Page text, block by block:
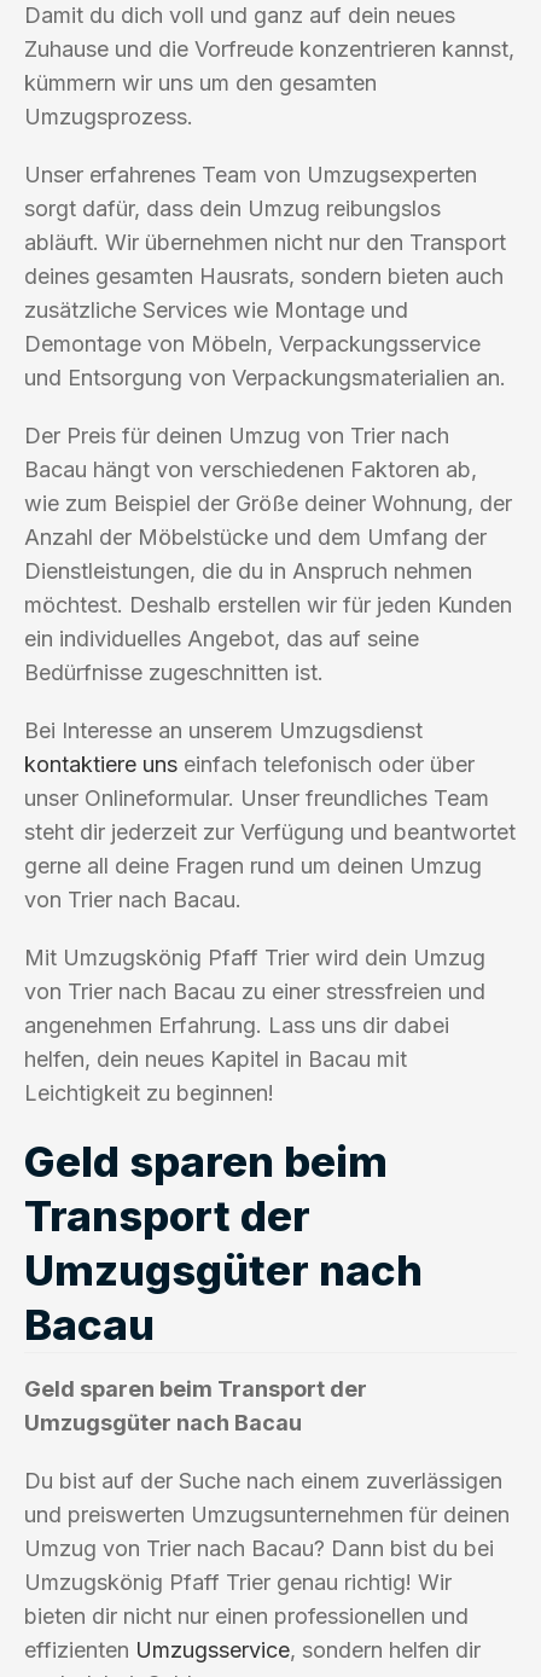
Damit du dich voll und ganz auf dein neues
Zuhause und die Vorfreude konzentrieren kannst,
kümmern wir uns um den gesamten
Umzugsprozess.
Unser erfahrenes Team von Umzugsexperten
sorgt dafür, dass dein Umzug reibungslos
abläuft. Wir übernehmen nicht nur den Transport
deines gesamten Hausrats, sondern bieten auch
zusätzliche Services wie Montage und
Demontage von Möbeln, Verpackungsservice
und Entsorgung von Verpackungsmaterialien an.
Der Preis für deinen Umzug von Trier nach
Bacau hängt von verschiedenen Faktoren ab,
wie zum Beispiel der Größe deiner Wohnung, der
Anzahl der Möbelstücke und dem Umfang der
Dienstleistungen, die du in Anspruch nehmen
möchtest. Deshalb erstellen wir für jeden Kunden
ein individuelles Angebot, das auf seine
Bedürfnisse zugeschnitten ist.
Bei Interesse an unserem Umzugsdienst
kontaktiere uns einfach telefonisch oder über
unser Onlineformular. Unser freundliches Team
steht dir jederzeit zur Verfügung und beantwortet
gerne all deine Fragen rund um deinen Umzug
von Trier nach Bacau.
Mit Umzugskönig Pfaff Trier wird dein Umzug
von Trier nach Bacau zu einer stressfreien und
angenehmen Erfahrung. Lass uns dir dabei
helfen, dein neues Kapitel in Bacau mit
Leichtigkeit zu beginnen!
Geld sparen beim
Transport der
Umzugsgüter nach
Bacau
Geld sparen beim Transport der
Umzugsgüter nach Bacau
Du bist auf der Suche nach einem zuverlässigen
und preiswerten Umzugsunternehmen für deinen
Umzug von Trier nach Bacau? Dann bist du bei
Umzugskönig Pfaff Trier genau richtig! Wir
bieten dir nicht nur einen professionellen und
effizienten Umzugsservice, sondern helfen dir